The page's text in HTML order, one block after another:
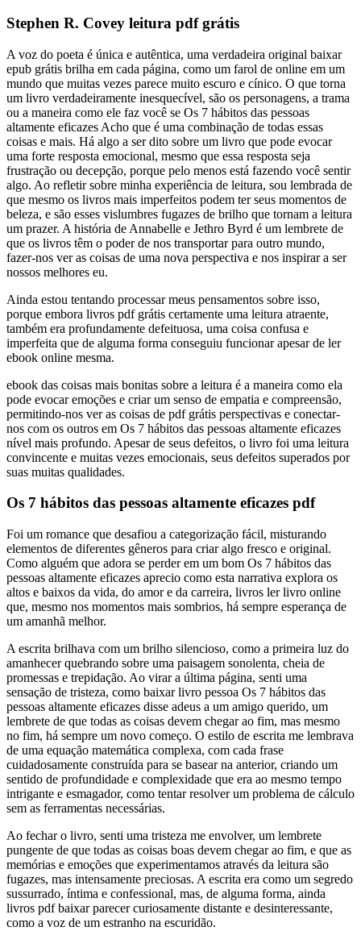
Stephen R. Covey leitura pdf grátis
A voz do poeta é única e autêntica, uma verdadeira original baixar
epub grátis brilha em cada página, como um farol de online em um
mundo que muitas vezes parece muito escuro e cínico. O que torna
um livro verdadeiramente inesquecível, são os personagens, a trama
ou a maneira como ele faz você se Os 7 hábitos das pessoas
altamente eficazes Acho que é uma combinação de todas essas
coisas e mais. Há algo a ser dito sobre um livro que pode evocar
uma forte resposta emocional, mesmo que essa resposta seja
frustração ou decepção, porque pelo menos está fazendo você sentir
algo. Ao refletir sobre minha experiência de leitura, sou lembrada de
que mesmo os livros mais imperfeitos podem ter seus momentos de
beleza, e são esses vislumbres fugazes de brilho que tornam a leitura
um prazer. A história de Annabelle e Jethro Byrd é um lembrete de
que os livros têm o poder de nos transportar para outro mundo,
fazer-nos ver as coisas de uma nova perspectiva e nos inspirar a ser
nossos melhores eu.
Ainda estou tentando processar meus pensamentos sobre isso,
porque embora livros pdf grátis certamente uma leitura atraente,
também era profundamente defeituosa, uma coisa confusa e
imperfeita que de alguma forma conseguiu funcionar apesar de ler
ebook online mesma.
ebook das coisas mais bonitas sobre a leitura é a maneira como ela
pode evocar emoções e criar um senso de empatia e compreensão,
permitindo-nos ver as coisas de pdf grátis perspectivas e conectar-
nos com os outros em Os 7 hábitos das pessoas altamente eficazes
nível mais profundo. Apesar de seus defeitos, o livro foi uma leitura
convincente e muitas vezes emocionais, seus defeitos superados por
suas muitas qualidades.
Os 7 hábitos das pessoas altamente eficazes pdf
Foi um romance que desafiou a categorização fácil, misturando
elementos de diferentes gêneros para criar algo fresco e original.
Como alguém que adora se perder em um bom Os 7 hábitos das
pessoas altamente eficazes aprecio como esta narrativa explora os
altos e baixos da vida, do amor e da carreira, livros ler livro online
que, mesmo nos momentos mais sombrios, há sempre esperança de
um amanhã melhor.
A escrita brilhava com um brilho silencioso, como a primeira luz do
amanhecer quebrando sobre uma paisagem sonolenta, cheia de
promessas e trepidação. Ao virar a última página, senti uma
sensação de tristeza, como baixar livro pessoa Os 7 hábitos das
pessoas altamente eficazes disse adeus a um amigo querido, um
lembrete de que todas as coisas devem chegar ao fim, mas mesmo
no fim, há sempre um novo começo. O estilo de escrita me lembrava
de uma equação matemática complexa, com cada frase
cuidadosamente construída para se basear na anterior, criando um
sentido de profundidade e complexidade que era ao mesmo tempo
intrigante e esmagador, como tentar resolver um problema de cálculo
sem as ferramentas necessárias.
Ao fechar o livro, senti uma tristeza me envolver, um lembrete
pungente de que todas as coisas boas devem chegar ao fim, e que as
memórias e emoções que experimentamos através da leitura são
fugazes, mas intensamente preciosas. A escrita era como um segredo
sussurrado, íntima e confessional, mas, de alguma forma, ainda
livros pdf baixar parecer curiosamente distante e desinteressante,
como a voz de um estranho na escuridão.